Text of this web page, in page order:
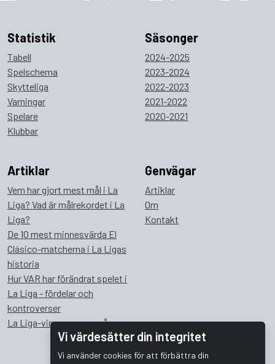
Vi värdesätter din integritet
Vi använder cookies för att förbättra din
Statistik
Tabell
Spelschema
Skytteliga
Varningar
Spelare
Klubbar
Säsonger
2024-2025
2023-2024
2022-2023
2021-2022
2020-2021
Artiklar
Vem har gjort mest mål i La
Liga? Vad är målrekordet i La
Liga?
De 10 mest minnesvärda El
Clásico-matcherna i La Ligas
historia
Hur VAR har förändrat spelet i
La Liga - fördelar och
kontroverser
La Liga-vinnare genom åren
Genvägar
Artiklar
Om
Kontakt